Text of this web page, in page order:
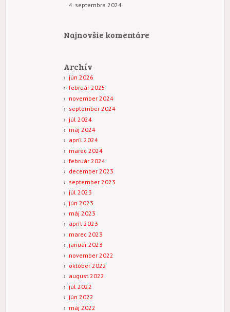
4. septembra 2024
Najnovšie komentáre
Archív
jún 2026
február 2025
november 2024
september 2024
júl 2024
máj 2024
apríl 2024
marec 2024
február 2024
december 2023
september 2023
júl 2023
jún 2023
máj 2023
apríl 2023
marec 2023
január 2023
november 2022
október 2022
august 2022
júl 2022
jún 2022
máj 2022